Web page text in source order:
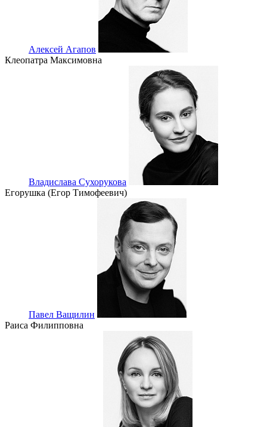
Алексей Агапов
Клеопатра Максимовна
Владислава Сухорукова
Егорушка (Егор Тимофеевич)
Павел Ващилин
Раиса Филипповна